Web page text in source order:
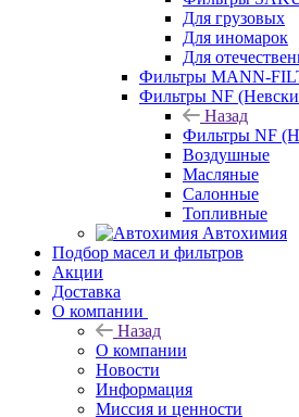
Для грузовых
Для иномарок
Для
Фильтры MANN-
Фильтры NF
Назад
Фильтры NF
Воздушные
Масляные
Салонные
Топливные
Автохимия
Подбор масел и фильтров
Акции
Доставка
О компании
Назад
О компании
Новости
Информация
Миссия и ценности